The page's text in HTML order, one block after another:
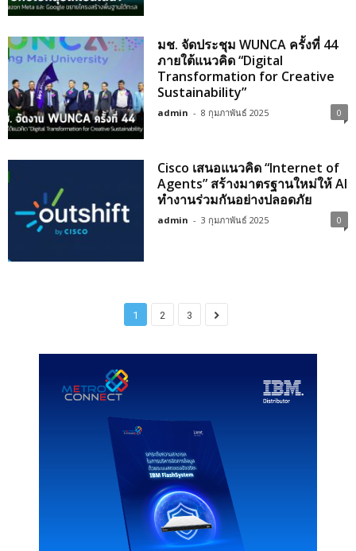
มช. จัดประชุม WUNCA ครั้งที่ 44
ภายใต้แนวคิด “Digital
Transformation for Creative
Sustainability”
admin - 8 กุมภาพันธ์ 2025 0
Cisco เสนอแนวคิด “Internet of
Agents” สร้างมาตรฐานใหม่ให้ AI
ทำงานร่วมกันอย่างปลอดภัย
admin - 3 กุมภาพันธ์ 2025 0
1 2 3